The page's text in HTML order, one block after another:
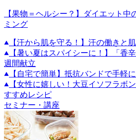
【果物＝ヘルシー？】ダイエット中
ミング
【汗から肌を守る！】汗の働きと
【暑い夏はスパイシーに！】「香
週間献立
【自宅で簡単】抵抗バンドで手軽
【女性に嬉しい！大豆イソフラボ
すすめレシピ
セミナー・講座